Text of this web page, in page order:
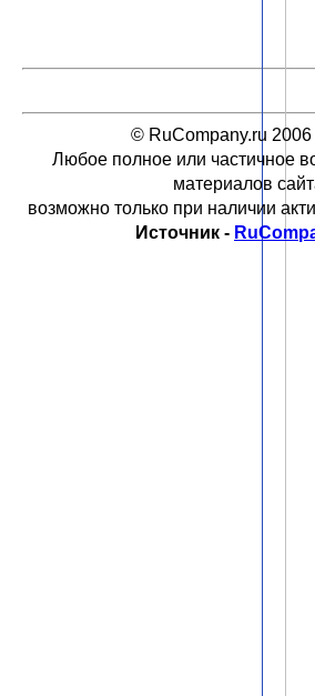
© RuCompany.ru 2006
Любое полное или частичное
материалов
возможно только при наличии
Источник -